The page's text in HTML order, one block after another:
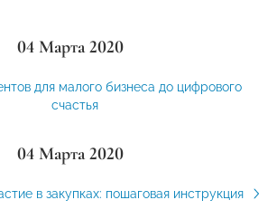
04 Марта 2020
для малого бизнеса до цифрового
счастья
04 Марта 2020
в закупках: пошаговая инструкция